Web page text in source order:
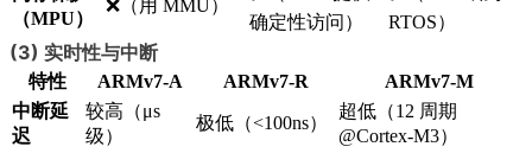
（MPU）
❌（用 MMU）
确定性访问）
RTOS）
(3) 实时性与中断
特性 ARMv7-A ARMv7-R
ARMv7-M
中断延
迟
较高（μs
级）
极低（<100ns）
超低（12 周期
@Cortex-M3）